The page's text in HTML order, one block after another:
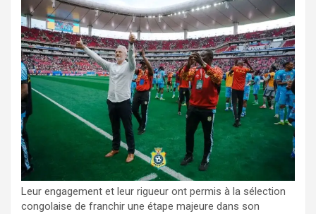
Leur engagement et leur rigueur ont permis à la sélection
congolaise de franchir une étape majeure dans son